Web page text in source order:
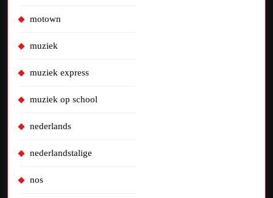
motown
muziek
muziek express
muziek op school
nederlands
nederlandstalige
nos